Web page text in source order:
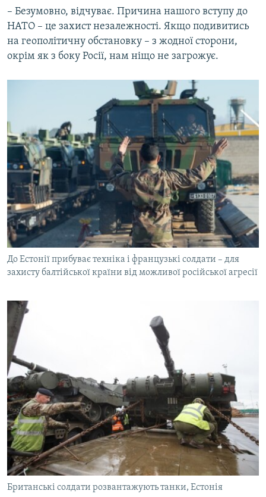
– Безумовно, відчуває. Причина нашого вступу до
НАТО – це захист незалежності. Якщо подивитись
на геополітичну обстановку – з жодної сторони,
окрім як з боку Росії, нам ніщо не загрожує.
До Естонії прибуває техніка і французькі солдати – для
захисту балтійської країни від можливої російської агресії
Британські солдати розвантажують танки, Естонія